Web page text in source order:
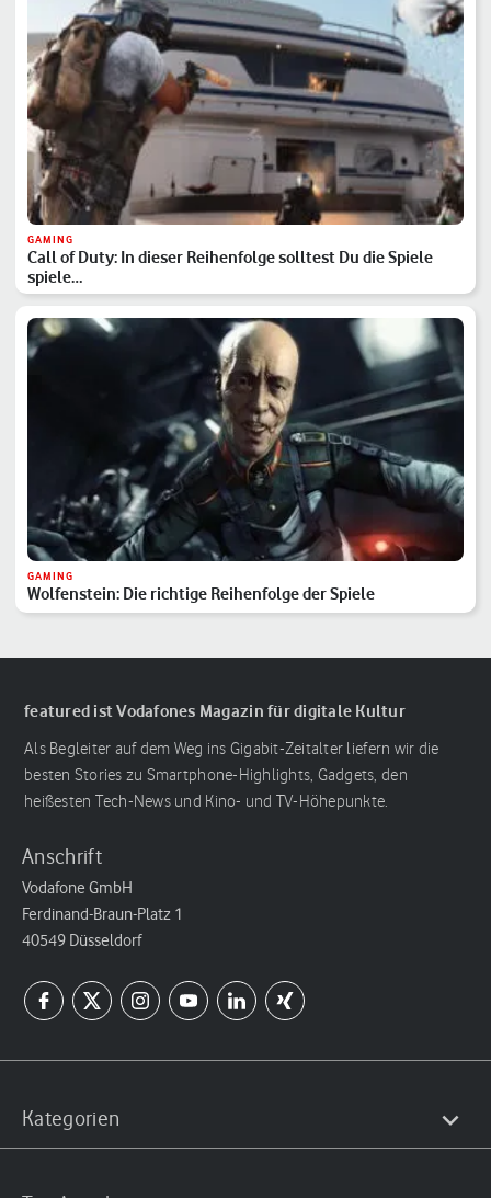
GAMING
Call of Duty: In dieser Reihenfolge solltest Du die Spiele
spiele…
GAMING
Wolfenstein: Die richtige Reihenfolge der Spiele
featured ist Vodafones Magazin für digitale Kultur
Als Begleiter auf dem Weg ins Gigabit-Zeitalter liefern wir die
besten Stories zu Smartphone-Highlights, Gadgets, den
heißesten Tech-News und Kino- und TV-Höhepunkte.
Anschrift
Vodafone GmbH
Ferdinand-Braun-Platz 1
40549 Düsseldorf
Kategorien